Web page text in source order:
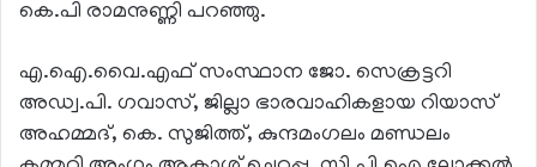
കെ.പി രാമനുണ്ണി പറഞ്ഞു.
എ.ഐ.വൈ.എഫ് സംസ്ഥാന ജോ. സെക്രട്ടറി
അഡ്വ.പി. ഗവാസ്, ജില്ലാ ഭാരവാഹികളായ റിയാസ്
അഹമ്മദ്, കെ. സുജിത്ത്, കുന്ദമംഗലം മണ്ഡലം